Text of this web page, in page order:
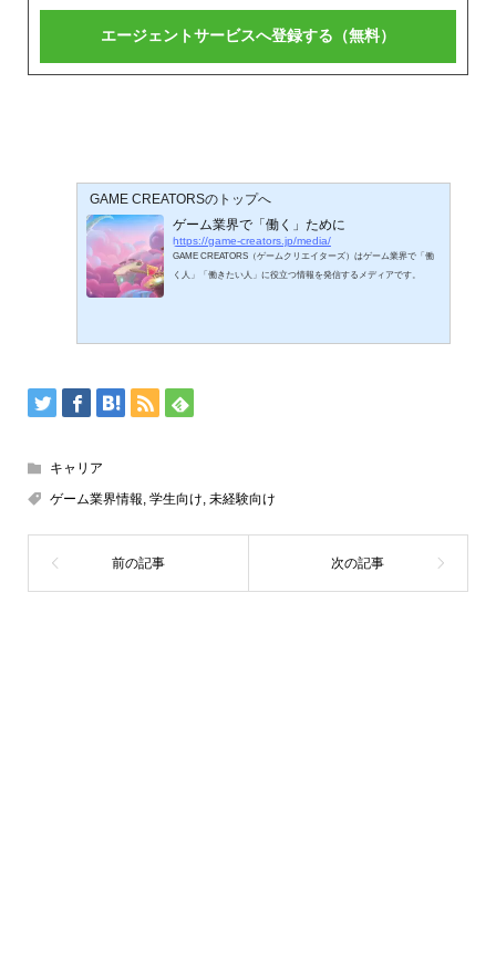
GAME CREATORSのトップへ
ゲーム業界で「働く」ために
https://game-creators.jp/media/
GAME CREATORS（ゲームクリエイターズ）はゲーム業界で「働
く人」「働きたい人」に役立つ情報を発信するメディアです。
キャリア
ゲーム業界情報 学生向け 未経験向け